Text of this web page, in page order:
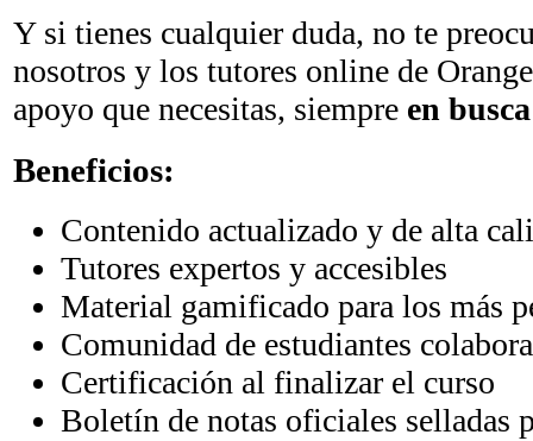
Y si tienes cualquier duda, no te
nosotros y los tutores online de
apoyo que necesitas, siempre en
Beneficios:
Contenido actualizado y de alta
Tutores expertos y accesibles
Material gamificado para los más
Comunidad de estudiantes
Certificación al finalizar el curso
Boletín de notas oficiales selladas